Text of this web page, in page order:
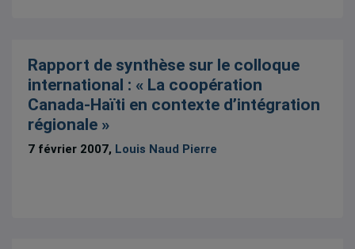
Rapport de synthèse sur le colloque
international : « La coopération
Canada-Haïti en contexte d’intégration
régionale »
7 février 2007, Louis Naud Pierre